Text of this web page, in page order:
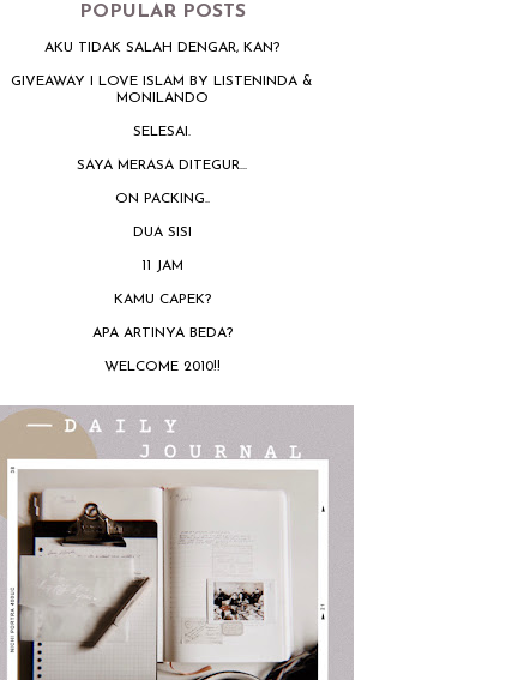
POPULAR POSTS
AKU TIDAK SALAH DENGAR, KAN?
GIVEAWAY I LOVE ISLAM BY LISTENINDA &
MONILANDO
SELESAI.
SAYA MERASA DITEGUR...
ON PACKING..
DUA SISI
11 JAM
KAMU CAPEK?
APA ARTINYA BEDA?
WELCOME 2010!!